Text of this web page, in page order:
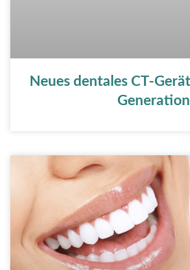
Neues dentales CT-
Generation